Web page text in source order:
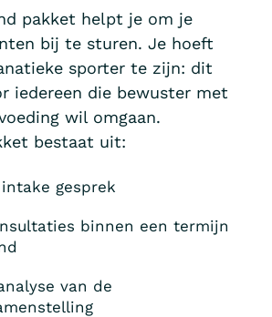
pakket helpt je om je
bij te sturen. Je hoeft
sporter te zijn: dit
iedereen die bewuster met
wil omgaan.
bestaat uit:
gesprek
binnen een termijn
van de